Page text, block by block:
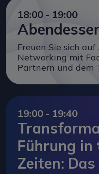
18:00 - 19:00
Freuen Sie sich
Networking mit
Partnern und dem
19:00 - 19:40
Führung
Zeiten: